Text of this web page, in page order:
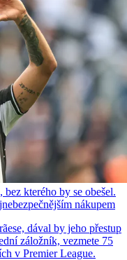
kterého by se obešel.
nákupem
dával by jeho přestup
záložník, vezmete 75
v Premier League.